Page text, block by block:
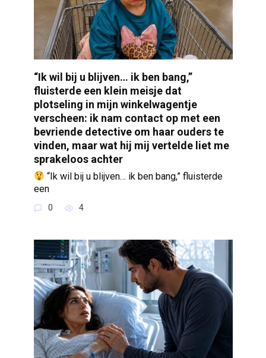
“Ik wil bij u blijven… ik ben bang,”
fluisterde een klein meisje dat
plotseling in mijn winkelwagentje
verscheen: ik nam contact op met een
bevriende detective om haar ouders te
vinden, maar wat hij mij vertelde liet me
sprakeloos achter
“Ik wil bij u blijven… ik ben bang,” fluisterde
een
0 4